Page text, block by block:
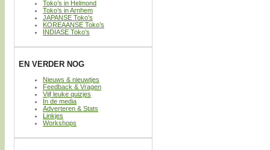
Toko’s in Helmond
Toko’s in Arnhem
JAPANSE Toko’s
KOREAANSE Toko’s
INDIASE Toko’s
EN VERDER NOG
Nieuws & nieuwtjes
Feedback & Vragen
Vijf leuke quizjes
In de media
Adverteren & Stats
Linkjes
Workshops